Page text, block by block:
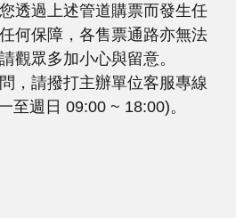
透過上述管道購票而發生任
何保障，各售票通路亦無法
觀眾多加小心與留意。
，請撥打主辦單位客服專線
至週日 09:00 ~ 18:00)。